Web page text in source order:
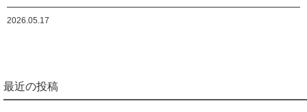
2026.05.17
最近の投稿